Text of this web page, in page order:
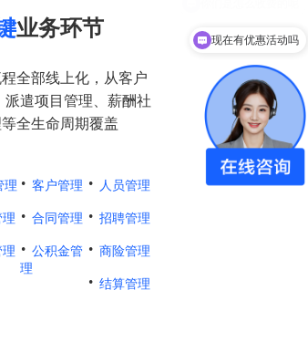
业务环节
全部线上化，从客户
派遣项目管理、薪酬社
全生命周期覆盖
理 · 客户管理 · 人员管理
· 合同管理 · 招聘管理
· 公积金管
理
· 商险管理
· 结算管理
现在有优惠活动吗